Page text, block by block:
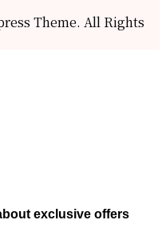
Theme. All Rights
exclusive offers